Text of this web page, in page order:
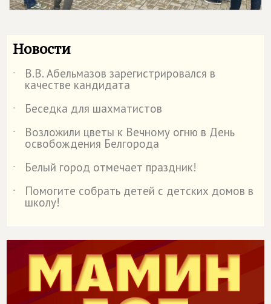
Новости
˙ В.В. Абельмазов зарегистрировался в
качестве кандидата
˙
Беседка для шахматистов
˙
Возложили цветы к Вечному огню в День
освобождения Белгорода
˙
Белый город отмечает праздник!
˙
Помогите собрать детей с детских домов в
школу!